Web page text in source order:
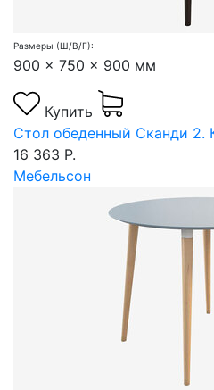
Размеры (Ш/В/Г):
900 x 750 x 900 мм
Купить
Стол обеденный Сканди 2.
16 363 Р.
Мебельсон